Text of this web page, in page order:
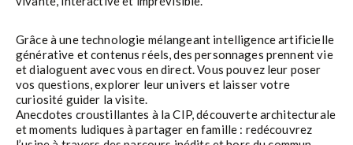
Grâce à une technologie mélangeant intelligence artificielle
générative et contenus réels, des personnages prennent vie
et dialoguent avec vous en direct. Vous pouvez leur poser
vos questions, explorer leur univers et laisser votre
curiosité guider la visite.
Anecdotes croustillantes à la CIP, découverte architecturale
et moments ludiques à partager en famille : redécouvrez